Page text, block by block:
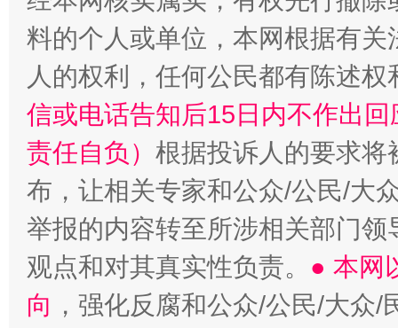
“蜀中异人”王建安的艺术幻境
料的个人或单位，本网根据有
人的权利，任何公民都有陈述
信或电话告知后15日内不作出
责任自负） 根据投诉人的要求将
布，让相关专家和公众/公民/大
举报的内容转至所涉相关部门
观点和对其真实性负责。 ● 本网
向 ，强化反腐和公众/公民/大众